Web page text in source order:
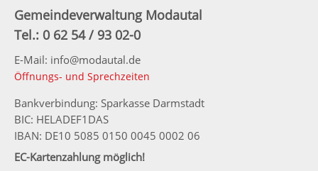
Gemeindeverwaltung Modautal
Tel.: 0 62 54 / 93 02-0
E-Mail: info@modautal.de
Öffnungs- und Sprechzeiten
Bankverbindung: Sparkasse Darmstadt
BIC: HELADEF1DAS
IBAN: DE10 5085 0150 0045 0002 06
EC-Kartenzahlung möglich!